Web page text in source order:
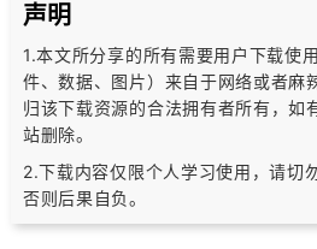
声明
1.本文所分享的所有需要用户下载使
件、数据、图片） 来自于网络或者麻
归该下载资源的合法拥有者所有，如
站删除。
2.下载内容仅限个人学习使用，请切
否则后果自负。